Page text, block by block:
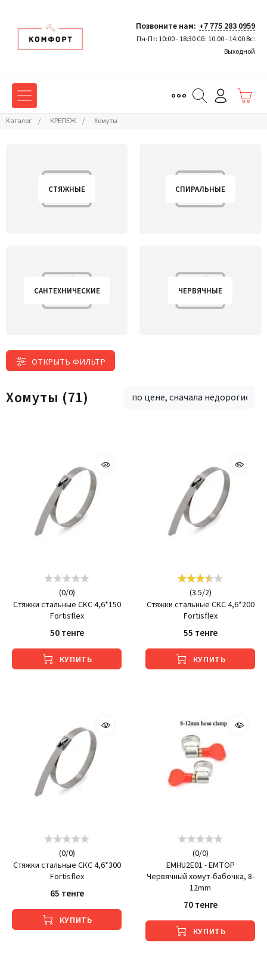
Позвоните нам: +7 775 283 0959
Пн-Пт: 10:00 - 18:30 Сб: 10:00 - 14:00 Вс:
Выходной
Каталог / КРЕПЕЖ / Хомуты
СТЯЖНЫЕ СПИРАЛЬНЫЕ
САНТЕХНИЧЕСКИЕ ЧЕРВЯЧНЫЕ
ОТКРЫТЬ ФИЛЬТР
Хомуты (71) по цене, сначала недорогие
(0/0)
Стяжки стальные СКС 4,6*150
Fortisflex
50 тенге
КУПИТЬ
(3.5/2)
Стяжки стальные СКС 4,6*200
Fortisflex
55 тенге
КУПИТЬ
(0/0)
Стяжки стальные СКС 4,6*300
Fortisflex
65 тенге
КУПИТЬ
(0/0)
EMHU2E01 - EMTOP
Червячный хомут-бабочка, 8-
12mm
70 тенге
КУПИТЬ